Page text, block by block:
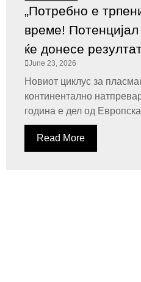
„Потребно е
време!
ќе донесе
June 23, 2026
Новиот циклус за
континентално
година е дел од
Read More